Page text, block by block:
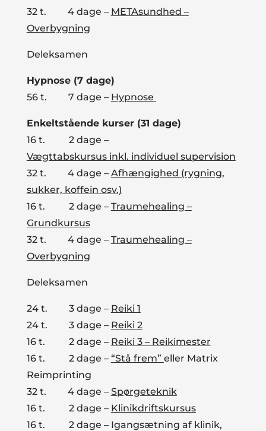
32 t. 4 dage – METAsundhed –
Overbygning
Deleksamen
Hypnose (7 dage)
56 t. 7 dage – Hypnose
Enkeltstående kurser (31 dage)
16 t. 2 dage –
Vægttabskursus inkl. individuel supervision
32 t. 4 dage – Afhængighed (rygning,
sukker, koffein osv.)
16 t. 2 dage – Traumehealing –
Grundkursus
32 t. 4 dage – Traumehealing –
Overbygning
Deleksamen
24 t. 3 dage – Reiki 1
24 t. 3 dage – Reiki 2
16 t. 2 dage – Reiki 3 – Reikimester
16 t. 2 dage – “Stå frem” eller Matrix
Reimprinting
32 t. 4 dage – Spørgeteknik
16 t. 2 dage – Klinikdriftskursus
16 t. 2 dage – Igangsætning af klinik,